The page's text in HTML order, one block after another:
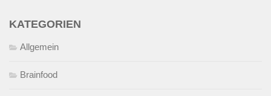
KATEGORIEN
Allgemein
Brainfood